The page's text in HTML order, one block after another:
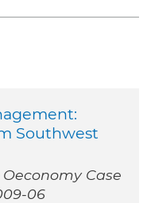
Southwest
Case
06